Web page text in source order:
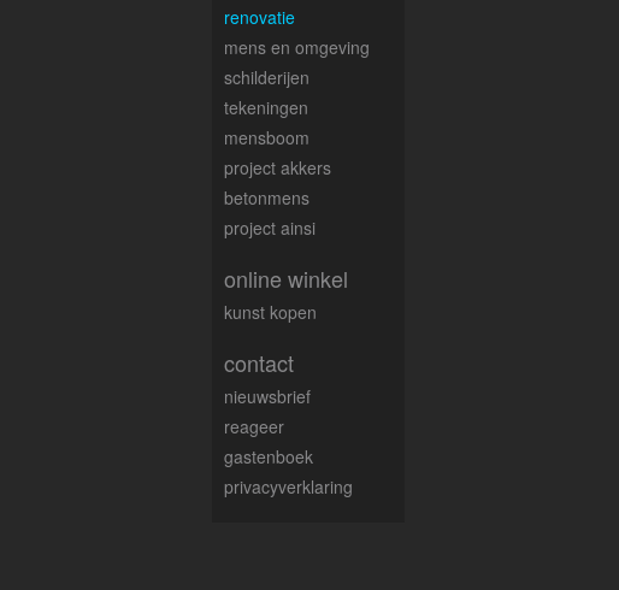
renovatie
mens en omgeving
schilderijen
tekeningen
mensboom
project akkers
betonmens
project ainsi
online winkel
kunst kopen
contact
nieuwsbrief
reageer
gastenboek
privacyverklaring